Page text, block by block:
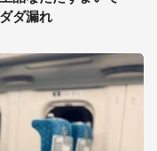
ダ漏れ